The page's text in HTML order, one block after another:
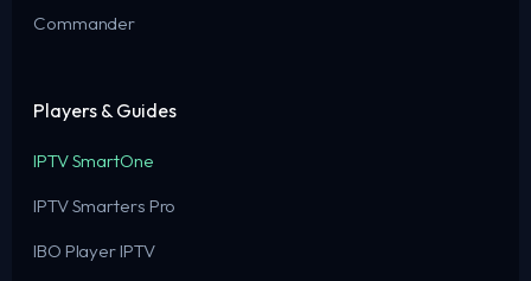
Commander
Players & Guides
IPTV SmartOne
IPTV Smarters Pro
IBO Player IPTV